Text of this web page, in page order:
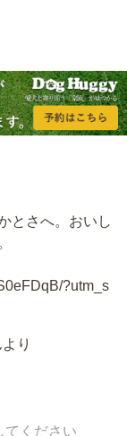
とさへ。おいし
?utm_s
り
てください